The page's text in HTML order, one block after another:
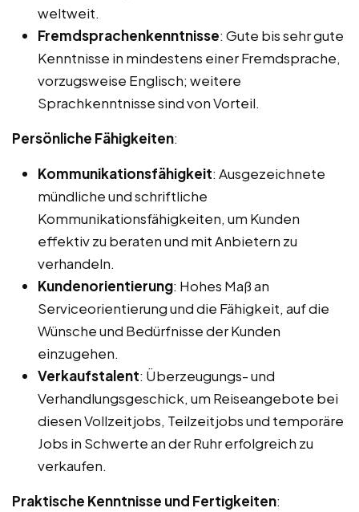
weltweit.
Fremdsprachenkenntnisse: Gute bis sehr gute
Kenntnisse in mindestens einer Fremdsprache,
vorzugsweise Englisch; weitere
Sprachkenntnisse sind von Vorteil.
Persönliche Fähigkeiten:
Kommunikationsfähigkeit: Ausgezeichnete
mündliche und schriftliche
Kommunikationsfähigkeiten, um Kunden
effektiv zu beraten und mit Anbietern zu
verhandeln.
Kundenorientierung: Hohes Maß an
Serviceorientierung und die Fähigkeit, auf die
Wünsche und Bedürfnisse der Kunden
einzugehen.
Verkaufstalent: Überzeugungs- und
Verhandlungsgeschick, um Reiseangebote bei
diesen Vollzeitjobs, Teilzeitjobs und temporäre
Jobs in Schwerte an der Ruhr erfolgreich zu
verkaufen.
Praktische Kenntnisse und Fertigkeiten: